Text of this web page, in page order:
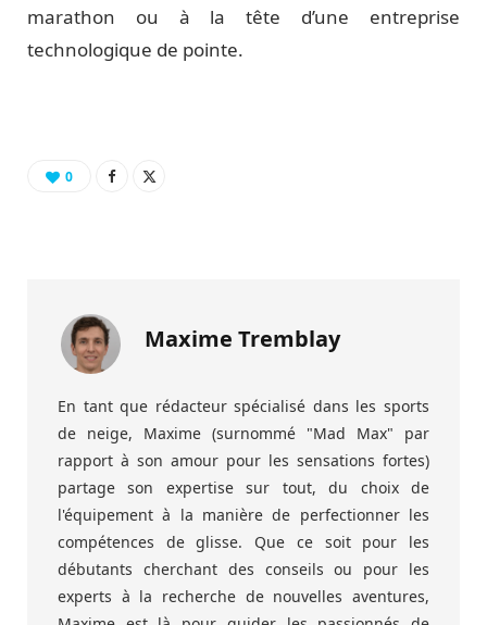
marathon ou à la tête d’une entreprise
technologique de pointe.
0
Maxime Tremblay
En tant que rédacteur spécialisé dans les sports
de neige, Maxime (surnommé "Mad Max" par
rapport à son amour pour les sensations fortes)
partage son expertise sur tout, du choix de
l'équipement à la manière de perfectionner les
compétences de glisse. Que ce soit pour les
débutants cherchant des conseils ou pour les
experts à la recherche de nouvelles aventures,